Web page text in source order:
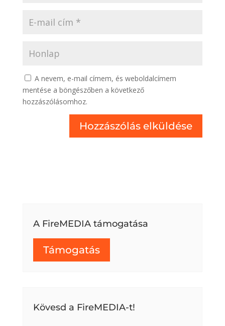
A nevem, e-mail címem, és weboldalcímem
mentése a böngészőben a következő
hozzászólásomhoz.
A FireMEDIA támogatása
Támogatás
Kövesd a FireMEDIA-t!